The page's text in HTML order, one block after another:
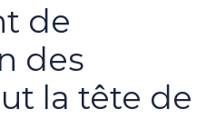
de
des
la tête de